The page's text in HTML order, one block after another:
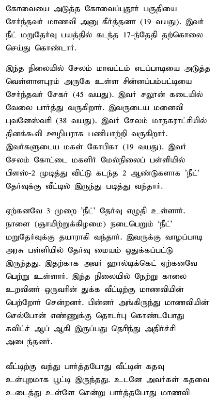
கோவையை அடுத்த கோவைப்புதூர் பகுதியை
சேர்ந்தவர் மாணவி அனு கீர்த்தனா (19 வயது). இவர்
நீட் மறுதேர்வு பயத்தில் கடந்த 17-ந்தேதி தற்கொலை
செய்து கொண்டார்.
இந்த நிலையில் சேலம் மாவட்டம் எடப்பாடியை அடுத்த
வெள்ளாளபுரம் அருகே உள்ள சின்னப்பம்பட்டியை
சேர்ந்தவர் சேகர் (45 வயது). இவர் சலூன் கடையில்
வேலை பார்த்து வருகிறார். இவருடைய மனைவி
புவனேஸ்வரி (38 வயது). இவர் சேலம் மாநகராட்சியில்
தினக்கூலி ஊழியராக பணியாற்றி வருகிறார்.
இவர்களுடைய மகள் கோபிகா (19 வயது). இவர்
சேலம் கோட்டை மகளிர் மேல்நிலைப் பள்ளியில்
பிளஸ்-2 முடித்து விட்டு கடந்த 2 ஆண்டுகளாக 'நீட்'
தேர்வுக்கு வீட்டில் இருந்து படித்து வந்தார்.
ஏற்கனவே 3 முறை 'நீட்' தேர்வு எழுதி உள்ளார்.
நாளை (ஞாயிற்றுக்கிழமை) நடைபெறும் ‘நீட்'
மறுதேர்வுக்கு தயாராகி வந்தார். இவருக்கு வாழப்பாடி
அரசு பள்ளியில் தேர்வு மையம் ஒதுக்கப்பட்டு
இருந்தது. இதற்காக அவர் ஹால்டிக்கெட் ஏற்கனவே
பெற்று உள்ளார். இந்த நிலையில் நேற்று காலை
உறவினர் ஒருவரின் துக்க வீட்டிற்கு மாணவியின்
பெற்றோர் சென்றனர். பின்னர் அங்கிருந்து மாணவியின்
செல்போன் எண்ணுக்கு தொடர்பு கொண்டபோது
சுவிட்ச் ஆப் ஆகி இருப்பது தெரிந்து அதிர்ச்சி
அடைந்தனர்.
வீட்டிற்கு வந்து பார்த்தபோது வீட்டின் கதவு
உள்புறமாக பூட்டி இருந்தது. உடனே அவர்கள் கதவை
உடைத்து உள்ளே சென்று பார்த்தபோது மாணவி